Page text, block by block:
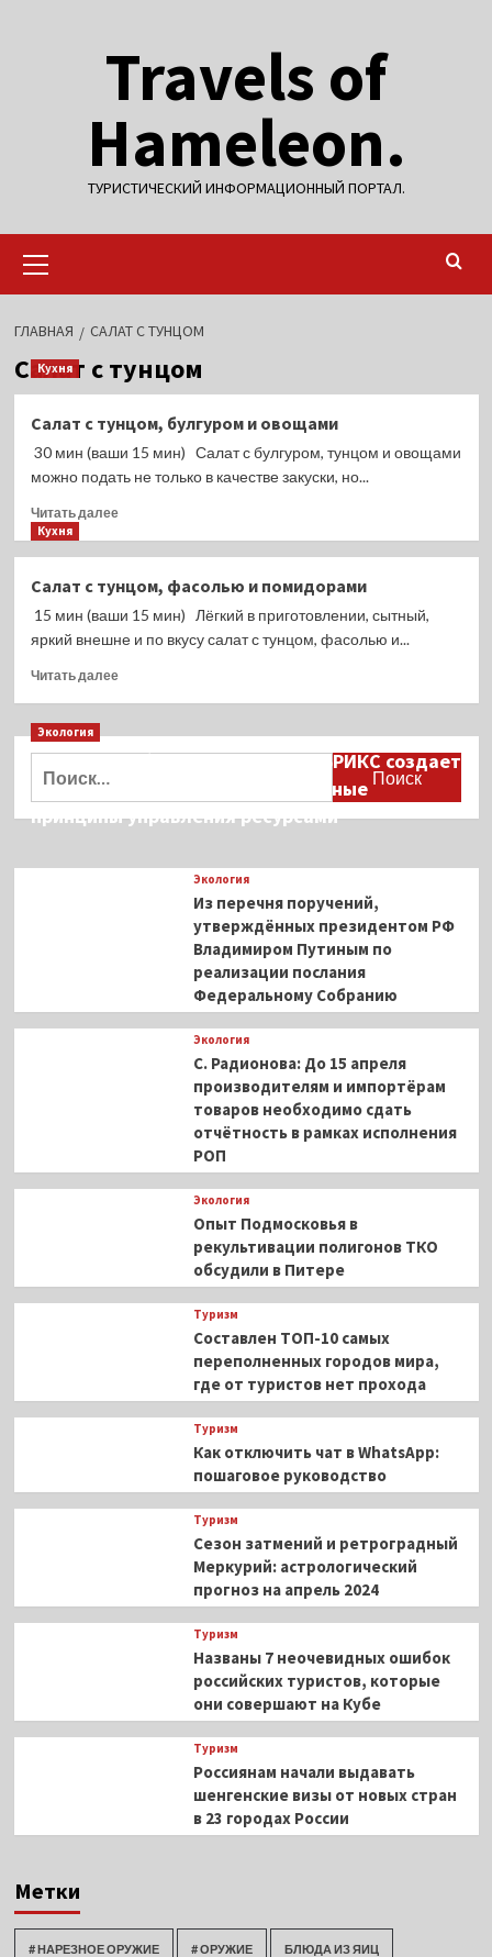
Travels of
Hameleon.
ТУРИСТИЧЕСКИЙ ИНФОРМАЦИОННЫЙ ПОРТАЛ.
меню
ГЛАВНАЯ САЛАТ С ТУНЦОМ
Салат с тунцом
Кухня
Салат с тунцом, булгуром и овощами
30 мин (ваши 15 мин) Салат с булгуром, тунцом и овощами
можно подать не только в качестве закуски, но...
Читать далееПрочитать
с
тунцом,
булгуром
овощами
Кухня
Салат с тунцом, фасолью и помидорами
15 мин (ваши 15 мин) Лёгкий в приготовлении, сытный,
яркий внешне и по вкусу салат с тунцом, фасолью и...
Читать далееПрочитать
Салат
с
фасолью
и
Экология
Дмитрий Кобылкин: площадка БРИКС создает
возможность сформировать единые
принципы управления ресурсами
Экология
Из перечня поручений,
утверждённых президентом РФ
Владимиром Путиным по
реализации послания
Федеральному Собранию
Экология
С. Радионова: До 15 апреля
производителям и импортёрам
товаров необходимо сдать
отчётность в рамках исполнения
РОП
Экология
Опыт Подмосковья в
рекультивации полигонов ТКО
обсудили в Питере
Туризм
Составлен ТОП-10 самых
переполненных городов мира,
где от туристов нет прохода
Туризм
Как отключить чат в WhatsApp:
пошаговое руководство
Туризм
Сезон затмений и ретроградный
Меркурий: астрологический
прогноз на апрель 2024
Туризм
Названы 7 неочевидных ошибок
российских туристов, которые
они совершают на Кубе
Туризм
Россиянам начали выдавать
шенгенские визы от новых стран
в 23 городах России
Метки
# НАРЕЗНОЕ ОРУЖИЕ # ОРУЖИЕ БЛЮДА ИЗ ЯИЦ